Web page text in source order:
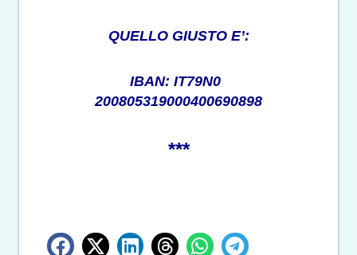
QUELLO GIUSTO E’:
IBAN: IT79N0
200805319000400690898
***